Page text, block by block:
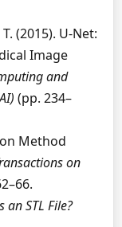
(2015). U-Net:
Image
and
(pp. 234–
Method
on
an STL File?